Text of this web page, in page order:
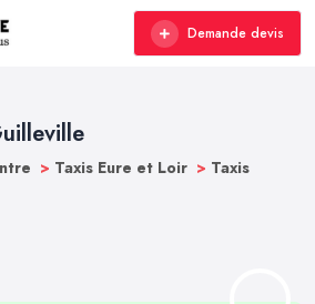
Demande devis
> Taxis Eure et Loir > Taxis